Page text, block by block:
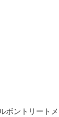
ボントリート